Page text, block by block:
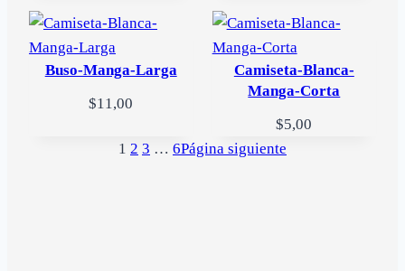
Buso-Manga-Larga
$11,00
Camiseta-Blanca-
Manga-Corta
$5,00
1 2 3 … 6Página siguiente